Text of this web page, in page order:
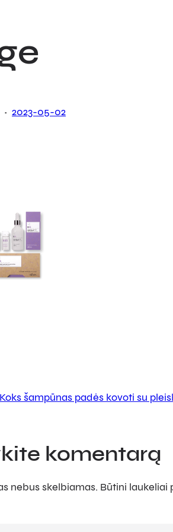
· 2023-05-02
Koks šampūnas padės kovoti su
komentarą
nebus skelbiamas. Būtini laukeliai